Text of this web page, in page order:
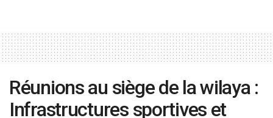
Réunions au siège de la wilaya :
Infrastructures sportives et